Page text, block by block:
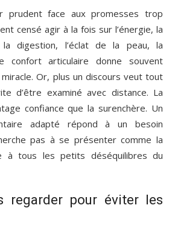
prudent face aux promesses trop
censé agir à la fois sur l’énergie, la
digestion, l’éclat de la peau, la
confort articulaire donne souvent
miracle. Or, plus un discours veut tout
d’être examiné avec distance. La
confiance que la surenchère. Un
adapté répond à un besoin
pas à se présenter comme la
à tous les petits déséquilibres du
regarder pour éviter les